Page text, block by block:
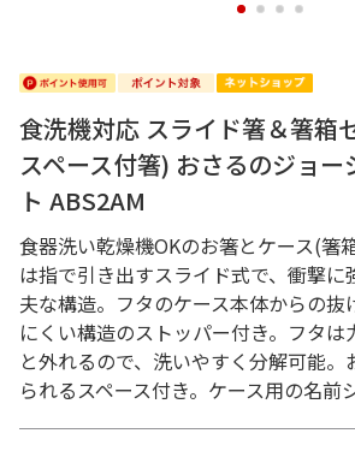
1 2 3 4
食洗機対応 スライド箸＆箸箱
スペース付箸) おさるのジョー
ト ABS2AM
食器洗い乾燥機OKのお箸とケース(箸
は指で引き出すスライド式で、衝撃に
夫な構造。フタのケース本体からの
にくい構造のストッパー付き。フタは
と外れるので、洗いやすく分解可能
られるスペース付き。ケース用の名前